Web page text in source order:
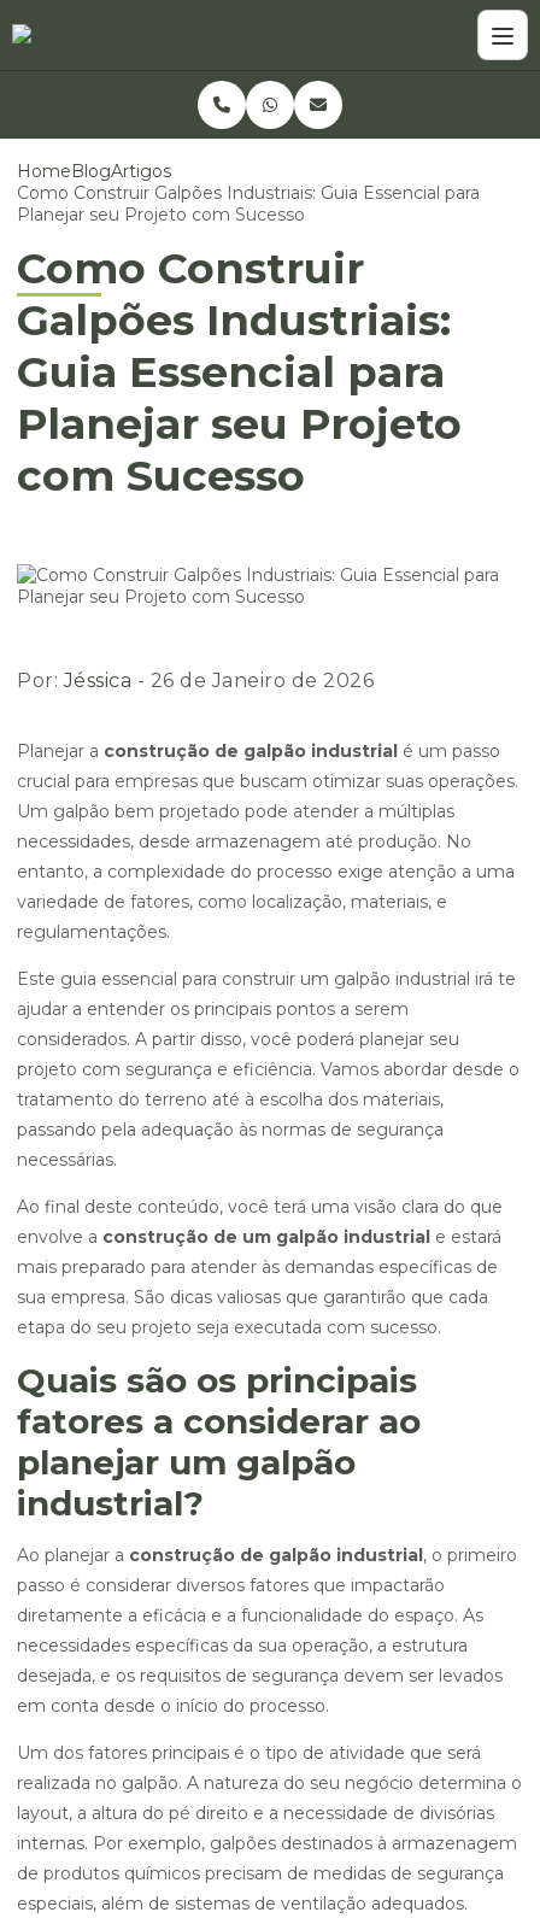
HomeBlogArtigos
Como Construir Galpões Industriais: Guia Essencial para
Planejar seu Projeto com Sucesso
Como Construir
Galpões Industriais:
Guia Essencial para
Planejar seu Projeto
com Sucesso
Por:Jéssica - 26 de Janeiro de 2026
Planejar a construção de galpão industrial é um passo
crucial para empresas que buscam otimizar suas operações.
Um galpão bem projetado pode atender a múltiplas
necessidades, desde armazenagem até produção. No
entanto, a complexidade do processo exige atenção a uma
variedade de fatores, como localização, materiais, e
regulamentações.
Este guia essencial para construir um galpão industrial irá te
ajudar a entender os principais pontos a serem
considerados. A partir disso, você poderá planejar seu
projeto com segurança e eficiência. Vamos abordar desde o
tratamento do terreno até à escolha dos materiais,
passando pela adequação às normas de segurança
necessárias.
Ao final deste conteúdo, você terá uma visão clara do que
envolve a construção de um galpão industrial e estará
mais preparado para atender às demandas específicas de
sua empresa. São dicas valiosas que garantirão que cada
etapa do seu projeto seja executada com sucesso.
Quais são os principais
fatores a considerar ao
planejar um galpão
industrial?
Ao planejar a construção de galpão industrial, o primeiro
passo é considerar diversos fatores que impactarão
diretamente a eficácia e a funcionalidade do espaço. As
necessidades específicas da sua operação, a estrutura
desejada, e os requisitos de segurança devem ser levados
em conta desde o início do processo.
Um dos fatores principais é o tipo de atividade que será
realizada no galpão. A natureza do seu negócio determina o
layout, a altura do pé direito e a necessidade de divisórias
internas. Por exemplo, galpões destinados à armazenagem
de produtos químicos precisam de medidas de segurança
especiais, além de sistemas de ventilação adequados.